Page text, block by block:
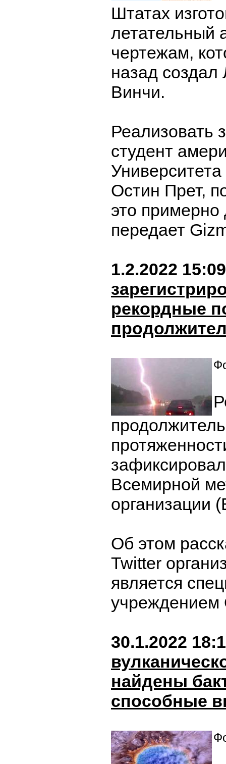
Штатах
летательный
чертежам,
назад
Винчи.
Реализовать
студент
Остин Прет,
это примерно
передает
1.2.2022 15:09
рекордные
Всемирной
организации
Об этом
Twitter
является
30.1.2022
найдены
способные